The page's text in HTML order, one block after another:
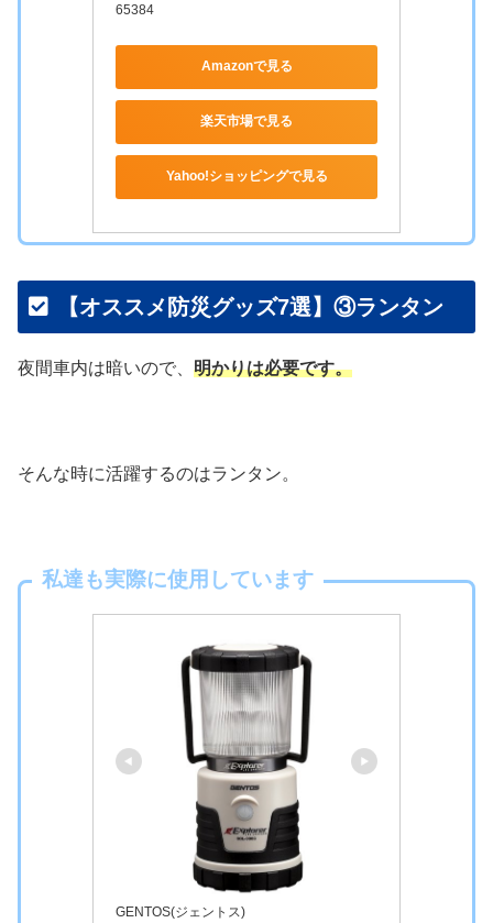
65384
Amazonで見る
楽天市場で見る
Yahoo!ショッピングで見る
【オススメ防災グッズ7選】③ランタン
夜間車内は暗いので、 明かりは必要です。
そんな時に活躍するのはランタン。
私達も実際に使用しています
GENTOS(ジェントス)